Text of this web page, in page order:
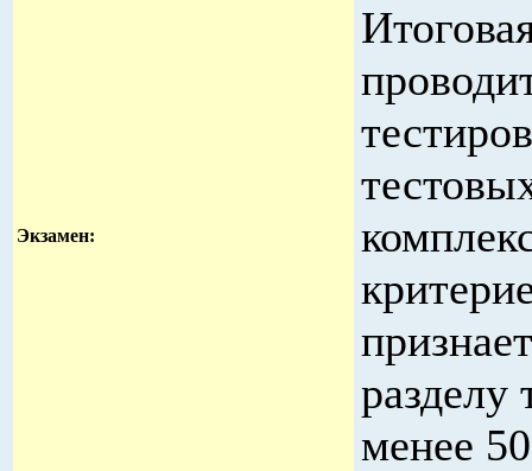
Экзамен:
разделу
менее